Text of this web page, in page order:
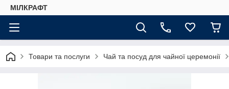
МІЛКРАФТ
Товари та послуги Чай та посуд для чайної церемонії